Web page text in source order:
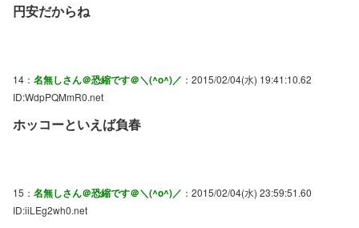
円安だからね
14： 名無しさん＠恐縮です＠＼(^o^)／ ：2015/02/04(水) 19:41:10.62
ID:WdpPQMmR0.net
ホッコーといえば負春
15： 名無しさん＠恐縮です＠＼(^o^)／ ：2015/02/04(水) 23:59:51.60
ID:iiLEg2wh0.net